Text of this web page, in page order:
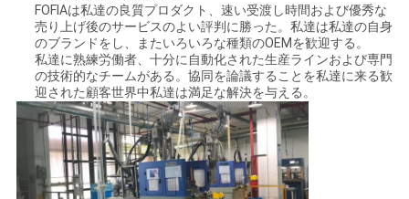
FOFIAは私達の良質プロダクト、速い受渡し時間および優秀な
売り上げ後のサービスのよい評判に勝った。私達は私達の自身
のブランドをし、またいろいろな種類のOEMを歓迎する。
私達に熟練労働者、十分に自動化された生産ラインおよび専門
の技術的なチームがある。協同を論議することを私達に来る歓
迎された顧客世界中私達は満足な解決を与える。